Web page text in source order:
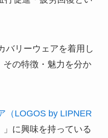
バリーウェアを着用し
の特徴・魅力を分か
（LOGOS by LIPNER
」に興味を持っている